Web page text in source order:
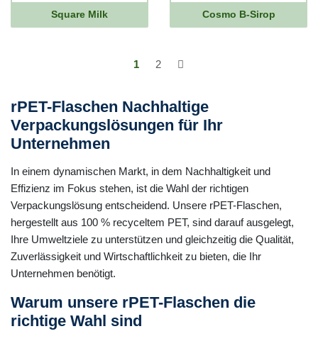
Square Milk Cosmo B-Sirop
1 2
rPET-Flaschen Nachhaltige
Verpackungslösungen für Ihr
Unternehmen
In einem dynamischen Markt, in dem Nachhaltigkeit und
Effizienz im Fokus stehen, ist die Wahl der richtigen
Verpackungslösung entscheidend. Unsere rPET-Flaschen,
hergestellt aus 100 % recyceltem PET, sind darauf ausgelegt,
Ihre Umweltziele zu unterstützen und gleichzeitig die Qualität,
Zuverlässigkeit und Wirtschaftlichkeit zu bieten, die Ihr
Unternehmen benötigt.
Warum unsere rPET-Flaschen die
richtige Wahl sind